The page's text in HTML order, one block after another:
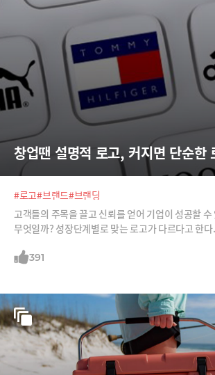
창업땐 설명적 로고, 커지면 단순한
#로고#브랜드#브랜딩
고객들의 주목을 끌고 신뢰를 얻어 기업이 성공할
무엇일까? 성장단계별로 맞는 로고가 다르다고 한다.
391